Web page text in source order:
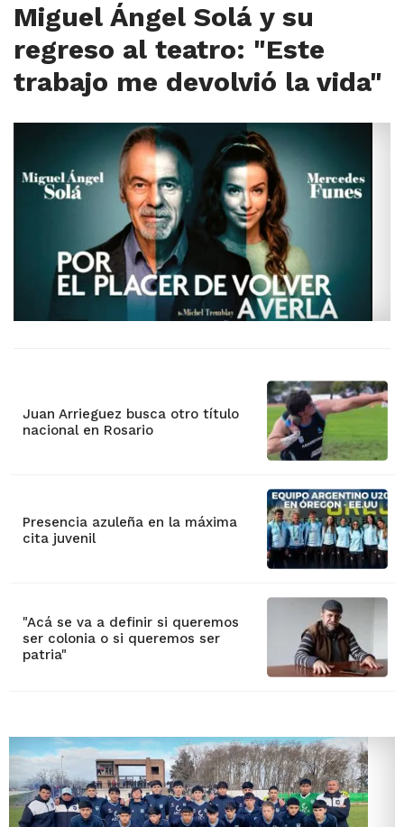
Miguel Ángel Solá y su
regreso al teatro: "Este
trabajo me devolvió la vida"
Juan Arrieguez busca otro título
nacional en Rosario
Presencia azuleña en la máxima
cita juvenil
"Acá se va a definir si queremos
ser colonia o si queremos ser
patria"